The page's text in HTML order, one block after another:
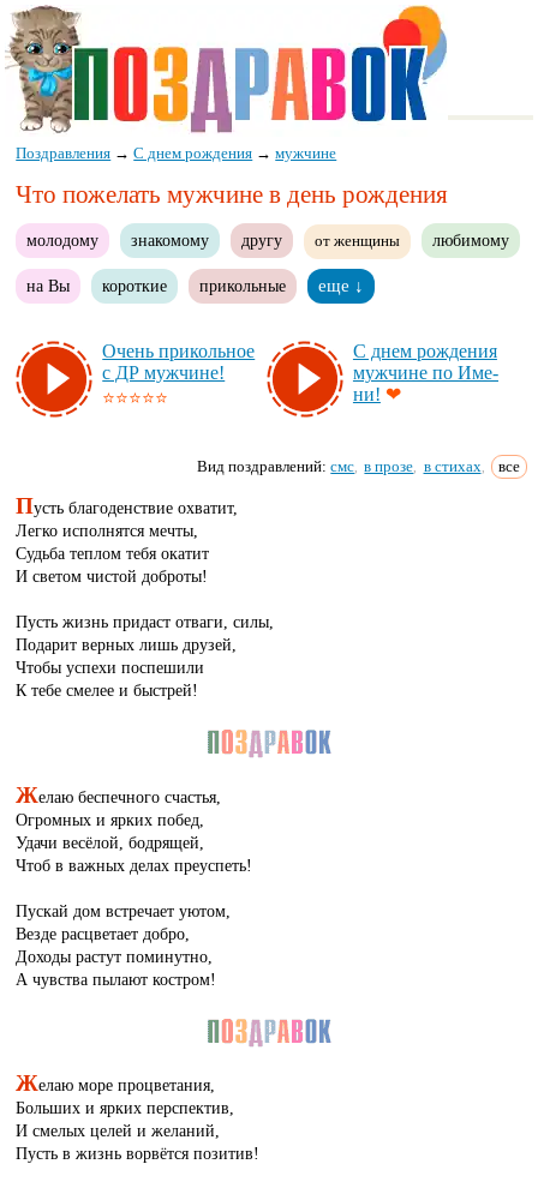
Поздравления →С днем рождения →мужчине
Что пожелать мужчине в день рождения
молодому знакомому другу от женщины любимому
на Вы короткие прикольные еще ↓
Очень при­коль­ное
с ДР муж­чи­не!
⭐⭐⭐⭐⭐
С днем рож­де­ния
муж­чи­не по Име­
ни! ❤
Вид поздравлений:смс в прозе в стихах все
Пусть благоденствие охватит,
Легко исполнятся мечты,
Судьба теплом тебя окатит
И светом чистой доброты!
Пусть жизнь придаст отваги, силы,
Подарит верных лишь друзей,
Чтобы успехи поспешили
К тебе смелее и быстрей!
Желаю беспечного счастья,
Огромных и ярких побед,
Удачи весёлой, бодрящей,
Чтоб в важных делах преуспеть!
Пускай дом встречает уютом,
Везде расцветает добро,
Доходы растут поминутно,
А чувства пылают костром!
Желаю море процветания,
Больших и ярких перспектив,
И смелых целей и желаний,
Пусть в жизнь ворвётся позитив!